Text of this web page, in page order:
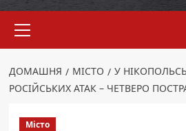
меню
ДОМАШНЯ МІСТО
У
РОСІЙСЬКИХ АТАК – ЧЕТВЕРО
Місто